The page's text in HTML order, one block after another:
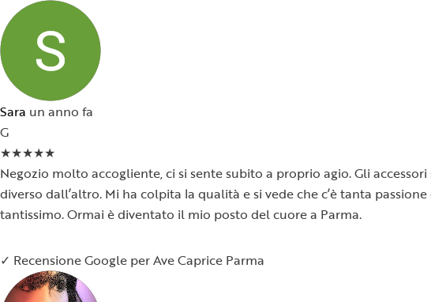
Sara un anno fa
G
★★★★★
Negozio molto accogliente, ci si sente subito a proprio agio. Gli
diverso dall’altro. Mi ha colpita la qualità e si vede che c’è tanta
tantissimo. Ormai è diventato il mio posto del cuore a Parma.
✓ Recensione Google per Ave Caprice Parma